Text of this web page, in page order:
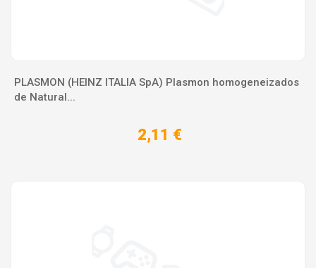
PLASMON (HEINZ ITALIA SpA) Plasmon homogeneizados
de Natural...
2,11 €